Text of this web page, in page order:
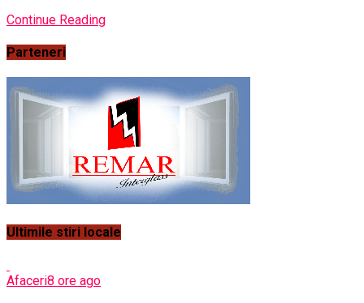
Continue Reading
Parteneri
Ultimile stiri locale
Afaceri8 ore ago